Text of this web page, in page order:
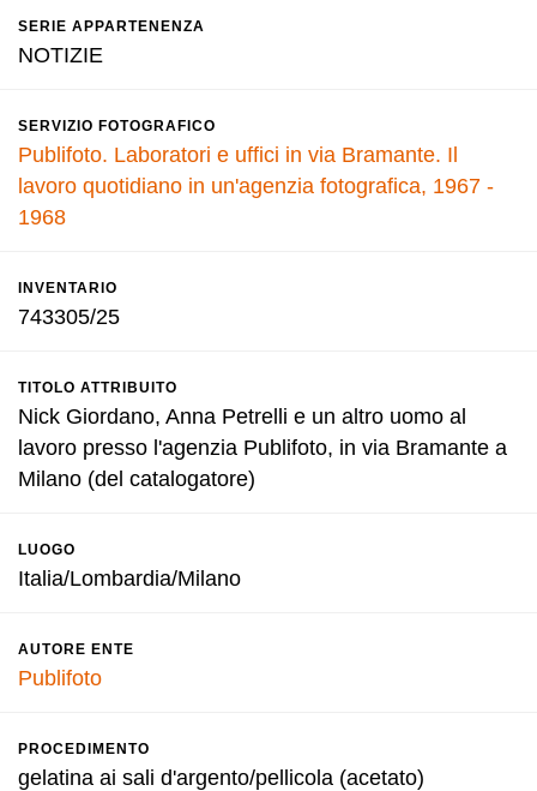
SERIE APPARTENENZA
NOTIZIE
SERVIZIO FOTOGRAFICO
Publifoto. Laboratori e uffici in via Bramante. Il
lavoro quotidiano in un'agenzia fotografica, 1967 -
1968
INVENTARIO
743305/25
TITOLO ATTRIBUITO
Nick Giordano, Anna Petrelli e un altro uomo al
lavoro presso l'agenzia Publifoto, in via Bramante a
Milano (del catalogatore)
LUOGO
Italia/Lombardia/Milano
AUTORE ENTE
Publifoto
PROCEDIMENTO
gelatina ai sali d'argento/pellicola (acetato)